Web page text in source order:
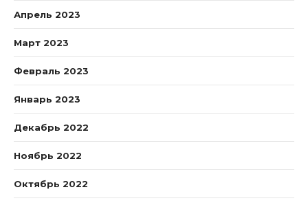
Апрель 2023
Март 2023
Февраль 2023
Январь 2023
Декабрь 2022
Ноябрь 2022
Октябрь 2022